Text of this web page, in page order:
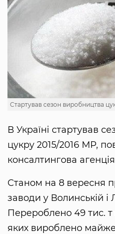
Стартував сезон виробництва
В Україні стартував
цукру 2015/2016 МР,
консалтингова агенція
Станом на 8 вересня
заводи у Волинській і
Перероблено 49 тис. т
яких вироблено майже